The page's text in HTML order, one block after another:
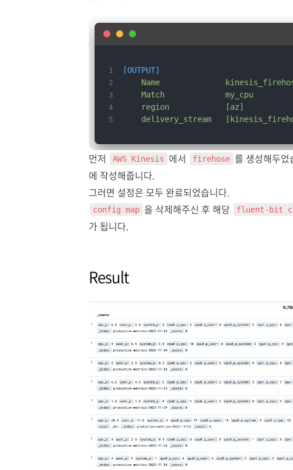
[OUTPUT]
Name
    Match             my_cpu
    region            [az]
delivery_stream
먼저 AWS Kinesis 에서 firehose 를 생성해두
에 작성해줍니다.
그러면 설정은 모두 완료되었습니다.
config map 을 삭제해주신 후 해당 fluent-bit
가 됩니다.
Result